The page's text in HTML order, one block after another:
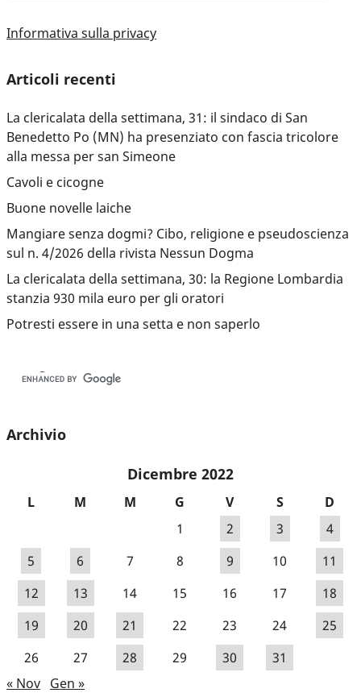
Informativa sulla privacy
Articoli recenti
La clericalata della settimana, 31: il sindaco di San
Benedetto Po (MN) ha presenziato con fascia tricolore
alla messa per san Simeone
Cavoli e cicogne
Buone novelle laiche
Mangiare senza dogmi? Cibo, religione e pseudoscienza
sul n. 4/2026 della rivista Nessun Dogma
La clericalata della settimana, 30: la Regione Lombardia
stanzia 930 mila euro per gli oratori
Potresti essere in una setta e non saperlo
Archivio
Dicembre 2022
L M M G V S
D
1
2 3
4
5
6 7 8 9 10
11
12
13 14 15 16 17
18
19
20 21 22 23 24
25
26
27 28 29 30
31
« Nov Gen »